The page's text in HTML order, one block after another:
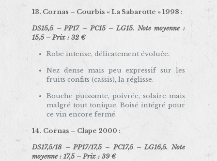
13. Cornas – Courbis « La Sabarotte » 1998 :
DS15,5 – PP17 – PC15 – LG15. Note moyenne :
15,5 – Prix : 32 €
Robe intense, délicatement évoluée.
Nez dense mais peu expressif sur les
fruits confits (cassis), la réglisse.
Bouche puissante, poivrée, solaire mais
malgré tout tonique. Boisé intégré pour
ce vin encore fermé.
14. Cornas – Clape 2000 :
DS17,5/18 – PP17/17,5 – PC17,5 – LG16,5. Note
moyenne : 17,5 – Prix : 39 €